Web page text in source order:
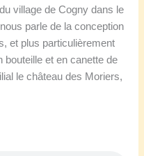
village de Cogny dans le
parle de la conception
et plus particulièrement
et en canette de
le château des Moriers,